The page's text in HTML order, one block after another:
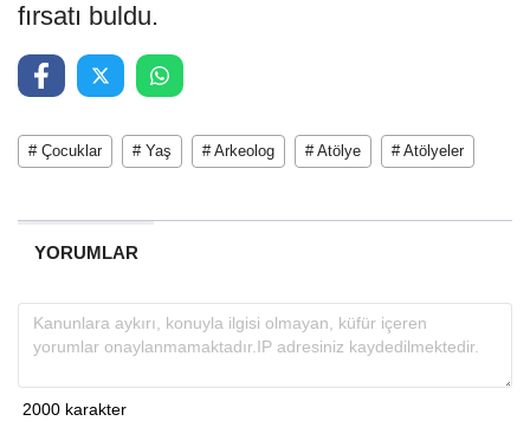
fırsatı buldu.
# Çocuklar # Yaş # Arkeolog # Atölye # Atölyeler
YORUMLAR